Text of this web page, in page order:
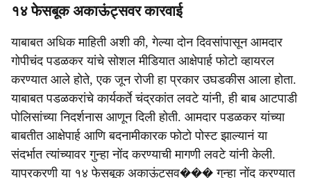
१४ फेसबूक अकाऊंट्सवर कारवाई
याबाबत अधिक माहिती अशी की, गेल्या दोन दिवसांपासून आमदार
गोपीचंद पडळकर यांचे सोशल मीडियात आक्षेपार्ह फोटो व्हायरल
करण्यात आले होते, एक जून रोजी हा प्रकार उघडकीस आला होता.
याबाबत पडळकरांचे कार्यकर्ते चंद्रकांत लवटे यांनी, ही बाब आटपाडी
पोलिसांच्या निदर्शनास आणून दिली होती. आमदार पडळकर यांच्या
बाबतीत आक्षेपार्ह आणि बदनामीकारक फोटो पोस्ट झाल्यानं या
संदर्भात त्यांच्यावर गुन्हा नोंद करण्याची मागणी लवटे यांनी केली.
याप्रकरणी या १४ फेसबूक अकाऊंट्सव��� गुन्हा नोंद करण्यात